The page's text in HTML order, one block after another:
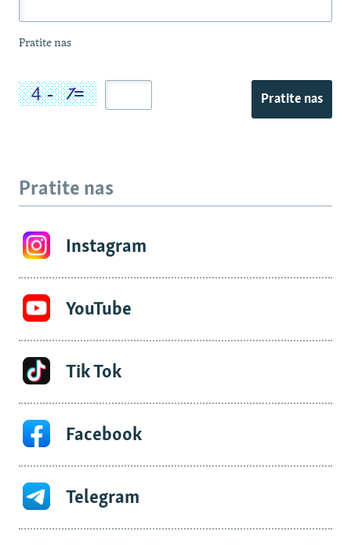
Pratite nas
Pratite nas
Pratite nas
Instagram
YouTube
Tik Tok
Facebook
Telegram